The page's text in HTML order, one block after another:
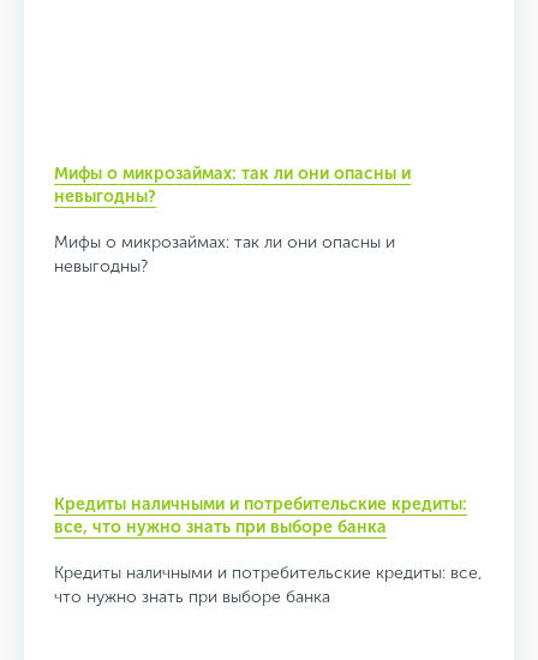
Мифы о микрозаймах: так ли они опасны и
невыгодны?
Мифы о микрозаймах: так ли они опасны и
невыгодны?
Кредиты наличными и потребительские кредиты:
все, что нужно знать при выборе банка
Кредиты наличными и потребительские кредиты: все,
что нужно знать при выборе банка